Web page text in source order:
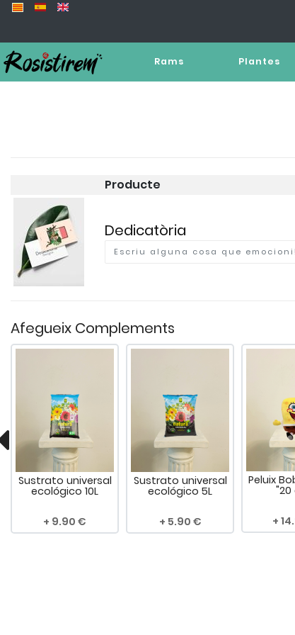
Rams Plantes
Producte
Dedicatòria
Afegueix Complements
Sustrato universal
ecológico 10L
9.90
Sustrato universal
ecológico 5L
5.90
Peluix